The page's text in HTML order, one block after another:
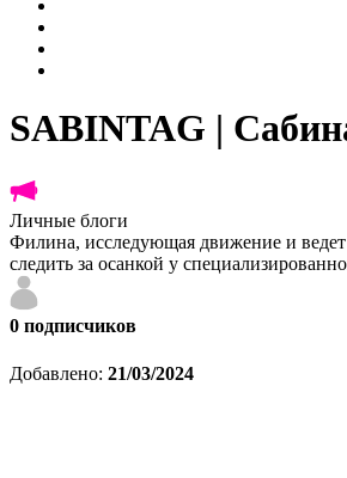
SABINTAG |
Личные блоги
Филина, исследующая движение и
следить за осанкой у
0 подписчиков
Добавлено: 21/03/2024